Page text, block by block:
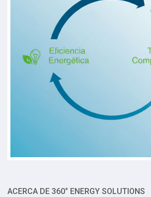
ACERCA DE 360° ENERGY SOLUTIONS